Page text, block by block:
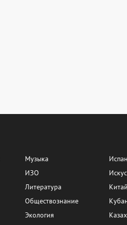
Музыка
ИЗО
Литература
Обществознание
Экология